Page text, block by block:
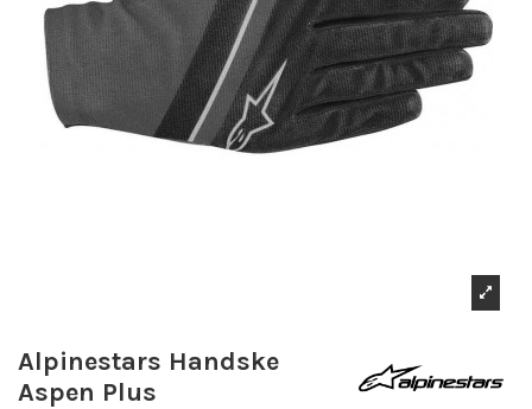
Alpinestars Handske
Aspen Plus